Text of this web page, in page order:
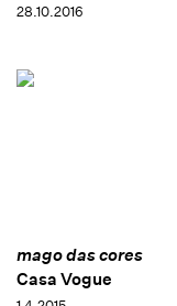
28.10.2016
mago das cores
Casa Vogue